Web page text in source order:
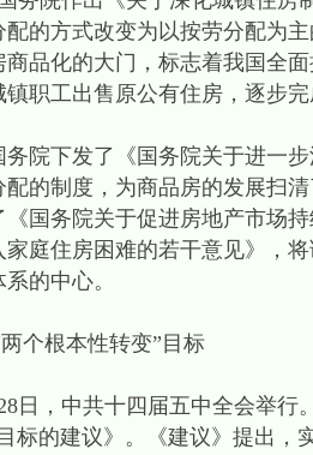
的方式改变为以按劳分配为
品化的大门，标志着我国全
职工出售原公有住房，逐步
院下发了《国务院关于进一步
的制度，为商品房的发展扫
《国务院关于促进房地产市场
家庭住房困难的若干意见》，
的中心。
个根本性转变”目标
，中共十四届五中全会举行
标的建议》。《建议》提出，